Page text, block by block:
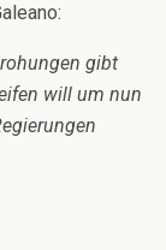
gibt
will um nun